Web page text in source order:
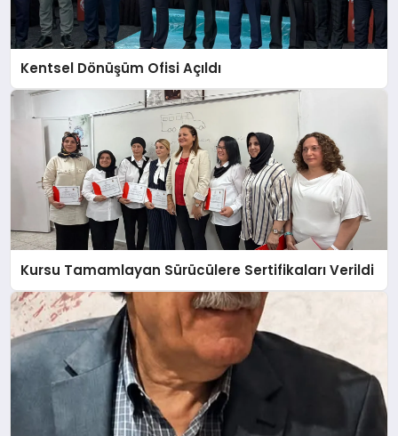
Kentsel Dönüşüm Ofisi Açıldı
Kursu Tamamlayan Sürücülere Sertifikaları Verildi